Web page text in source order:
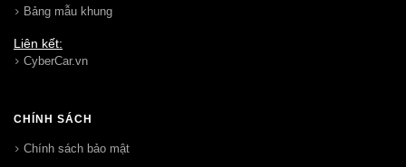
Bảng mẫu khung
Liên kết:
CyberCar.vn
CHÍNH SÁCH
Chính sách bảo mật